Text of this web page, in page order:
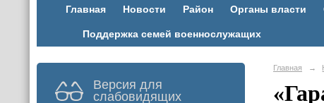
Главная Новости Район Органы власти
Поддержка семей военнослужащих
Версия для
слабовидящих
Главная →